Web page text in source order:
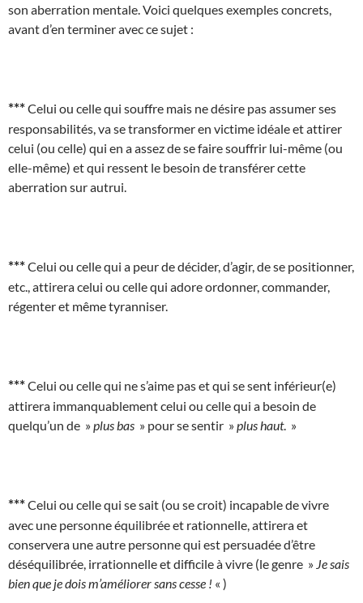
son aberration mentale. Voici quelques exemples concrets,
avant d’en terminer avec ce sujet :
***Celui ou celle qui souffre mais ne désire pas assumer ses
responsabilités, va se transformer en victime idéale et attirer
celui (ou celle) qui en a assez de se faire souffrir lui-même (ou
elle-même) et qui ressent le besoin de transférer cette
aberration sur autrui.
***Celui ou celle qui a peur de décider, d’agir, de se positionner,
etc., attirera celui ou celle qui adore ordonner, commander,
régenter et même tyranniser.
***Celui ou celle qui ne s’aime pas et qui se sent inférieur(e)
attirera immanquablement celui ou celle qui a besoin de
quelqu’un de »plus bas » pour se sentir »plus haut. »
***Celui ou celle qui se sait (ou se croit) incapable de vivre
avec une personne équilibrée et rationnelle, attirera et
conservera une autre personne qui est persuadée d’être
déséquilibrée, irrationnelle et difficile à vivre (le genre » Je sais
bien que je dois m’améliorer sans cesse ! « )